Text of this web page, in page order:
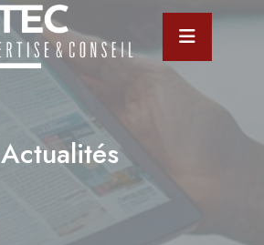
Actualités